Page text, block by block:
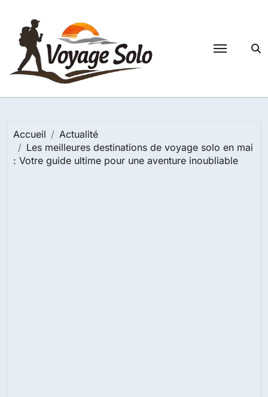
contenu
Accueil
Actualité
Les meilleures destinations de voyage solo en mai
: Votre guide ultime pour une aventure inoubliable